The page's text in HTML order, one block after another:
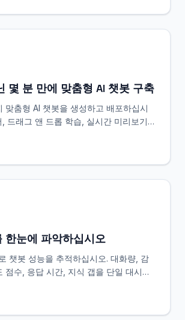
몇 분 만에 맞춤형 AI 챗봇 구축
맞춤형 AI 챗봇을 생성하고 배포하십시
, 드래그 앤 드롭 학습, 실시간 미리보기,
한눈에 파악하십시오
챗봇 성능을 추적하십시오. 대화량, 감
점수, 응답 시간, 지식 갭을 단일 대시보